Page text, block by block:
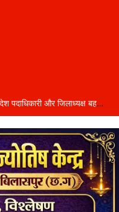
सिपाही रक्षा सूत्र संग्रहण कार्यक्रम में प्रदेश पदाधिकारी और जिलाध्यक्ष बहने हुई शामिल….